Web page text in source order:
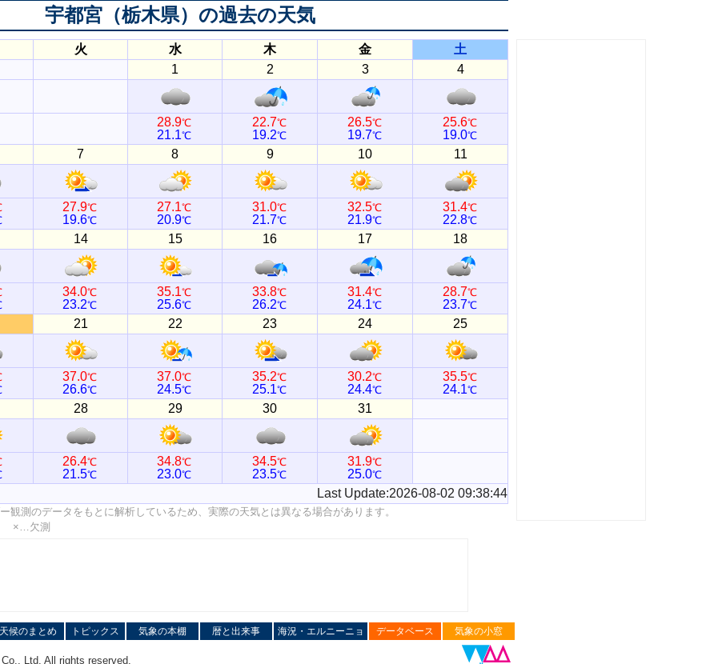
宇都宮（栃木県） の過去の天気
火 水 木 金
土
1
2 3 4
28.9℃
21.1℃
22.7℃
19.2℃
26.5℃
19.7℃
25.6℃
19.0℃
7 8 9 10 11
27.9℃
19.6℃
27.1℃
20.9℃
31.0℃
21.7℃
32.5℃
21.9℃
31.4℃
22.8℃
14 15 16 17 18
34.0℃
23.2℃
35.1℃
25.6℃
33.8℃
26.2℃
31.4℃
24.1℃
28.7℃
23.7℃
21 22 23 24 25
37.0℃
26.6℃
37.0℃
24.5℃
35.2℃
25.1℃
30.2℃
24.4℃
35.5℃
24.1℃
28 29 30 31
26.4℃
21.5℃
34.8℃
23.0℃
34.5℃
23.5℃
31.9℃
25.0℃
Last Update:2026-08-02 09:38:44
観測のデータをもとに解析しているため、実際の天気とは異なる場合があります。
×…欠測
天候のまとめ トピックス 気象の本棚 暦と出来事 海況・エルニーニョ データベース 気象の小窓
Ltd. All rights reserved.